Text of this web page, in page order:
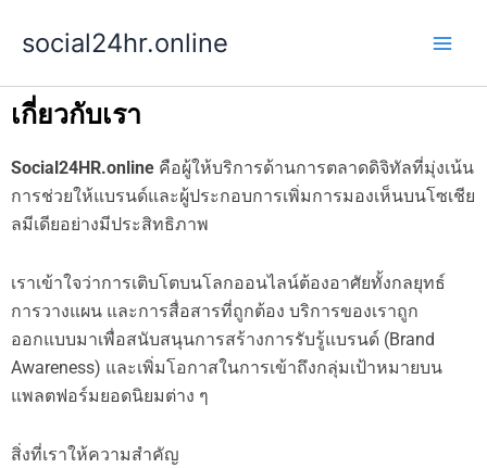
social24hr.online
เกี่ยวกับเรา
Social24HR.online คือผู้ให้บริการด้านการตลาดดิจิทัลที่มุ่งเน้น
การช่วยให้แบรนด์และผู้ประกอบการเพิ่มการมองเห็นบนโซเชีย
ลมีเดียอย่างมีประสิทธิภาพ
เราเข้าใจว่าการเติบโตบนโลกออนไลน์ต้องอาศัยทั้งกลยุทธ์
การวางแผน และการสื่อสารที่ถูกต้อง บริการของเราถูก
ออกแบบมาเพื่อสนับสนุนการสร้างการรับรู้แบรนด์ (Brand
Awareness) และเพิ่มโอกาสในการเข้าถึงกลุ่มเป้าหมายบน
แพลตฟอร์มยอดนิยมต่าง ๆ
สิ่งที่เราให้ความสำคัญ